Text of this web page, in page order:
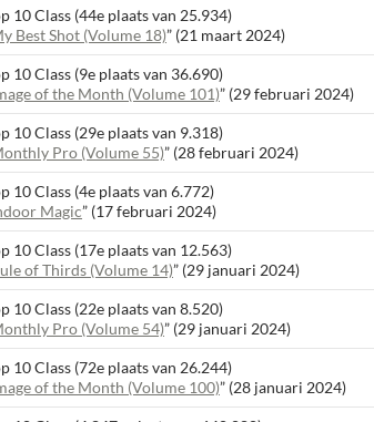
10 Class (44e plaats van 25.934)
Best Shot (Volume 18)” (21 maart 2024)
10 Class (9e plaats van 36.690)
of the Month (Volume 101)” (29 februari 2024)
10 Class (29e plaats van 9.318)
Pro (Volume 55)” (28 februari 2024)
10 Class (4e plaats van 6.772)
Magic” (17 februari 2024)
10 Class (17e plaats van 12.563)
of Thirds (Volume 14)” (29 januari 2024)
10 Class (22e plaats van 8.520)
Pro (Volume 54)” (29 januari 2024)
10 Class (72e plaats van 26.244)
of the Month (Volume 100)” (28 januari 2024)